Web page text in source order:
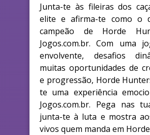
Junta-te às fileiras dos
elite e afirma-te como o
campeão de Horde
Jogos.com.br. Com uma
envolvente, desafios
muitas oportunidades de
e progressão, Horde
te uma experiência
Jogos.com.br. Pega nas
junta-te à luta e mostra
vivos quem manda em